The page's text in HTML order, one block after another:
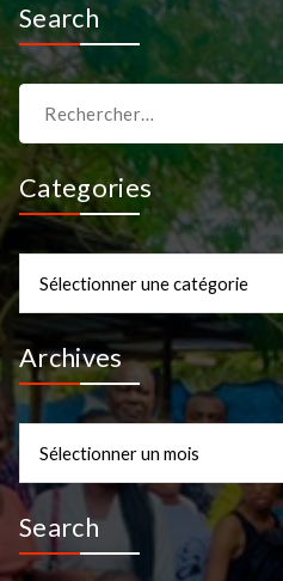
Search
pour :
Categories
Archives
Search